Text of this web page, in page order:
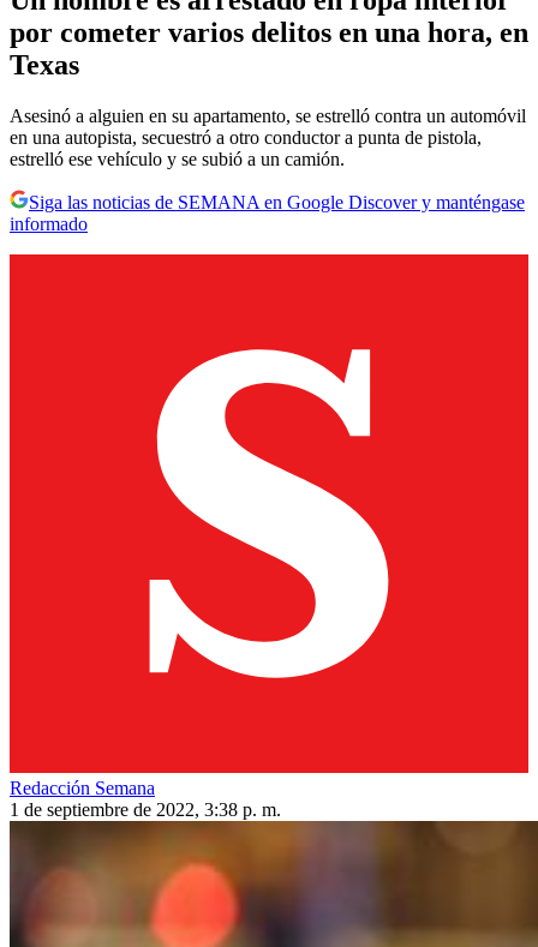
por cometer varios delitos en una hora, en
Texas
Asesinó a alguien en su apartamento, se estrelló contra un automóvil
en una autopista, secuestró a otro conductor a punta de pistola,
estrelló ese vehículo y se subió a un camión.
Siga las noticias de SEMANA en Google Discover y manténgase
informado
Redacción Semana
1 de septiembre de 2022, 3:38 p. m.